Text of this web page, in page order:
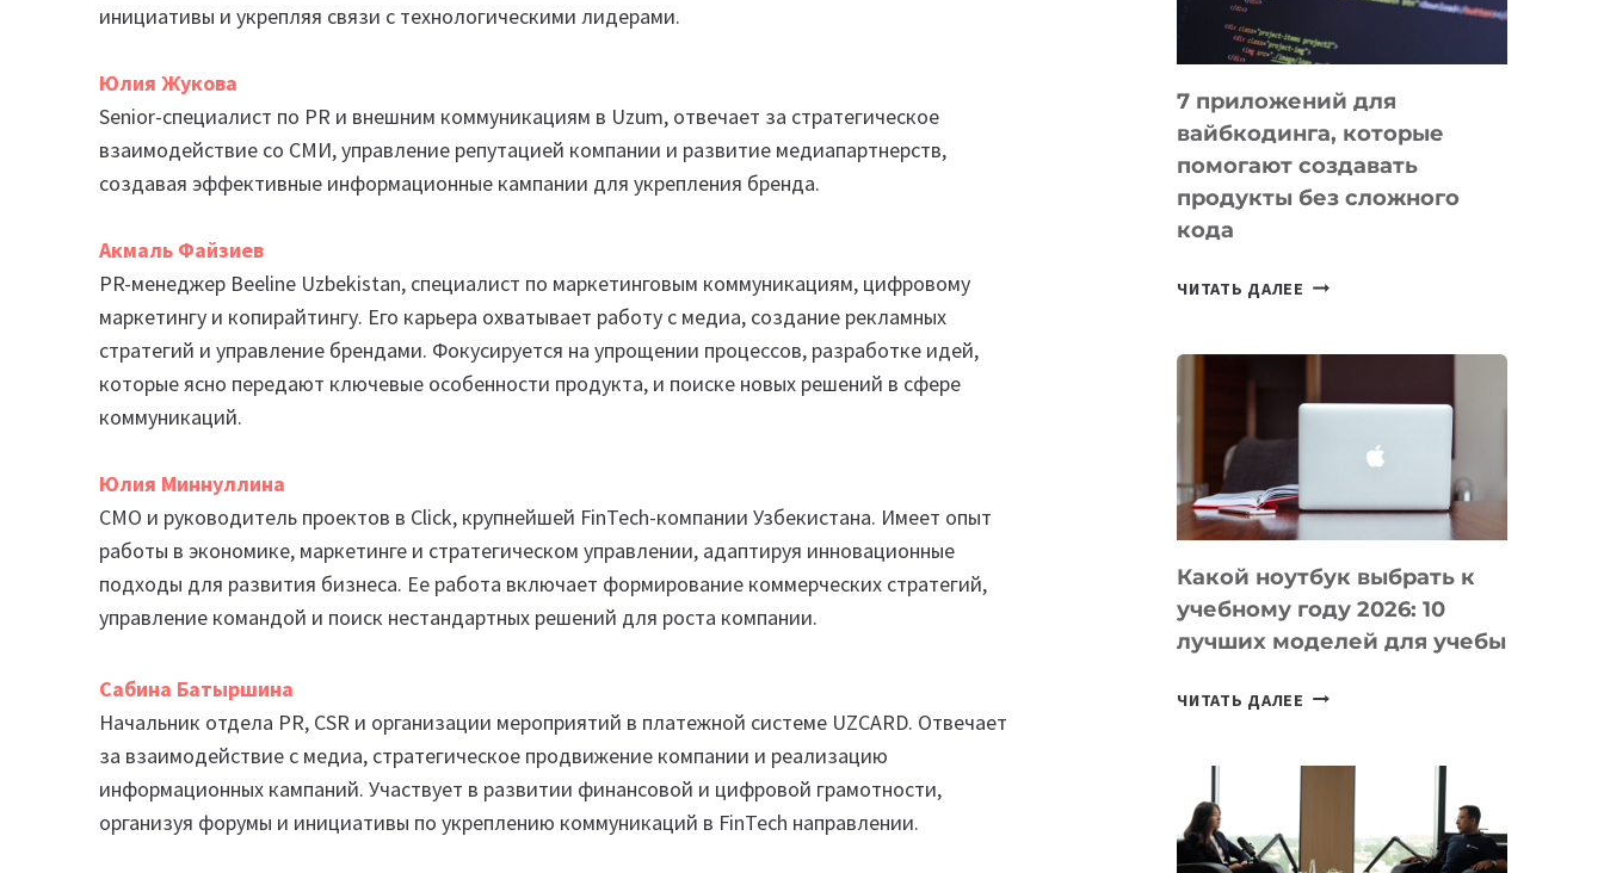
инициативы и укрепляя связи с технологическими лидерами.
Юлия Жукова
Senior-специалист по PR и внешним коммуникациям в Uzum, отвечает за стратегическое
взаимодействие со СМИ, управление репутацией компании и развитие медиапартнерств,
создавая эффективные информационные кампании для укрепления бренда.
Акмаль Файзиев
PR-менеджер Beeline Uzbekistan, специалист по маркетинговым коммуникациям, цифровому
маркетингу и копирайтингу. Его карьера охватывает работу с медиа, создание рекламных
стратегий и управление брендами. Фокусируется на упрощении процессов, разработке идей,
которые ясно передают ключевые особенности продукта, и поиске новых решений в сфере
коммуникаций.
Юлия Миннуллина
CMO и руководитель проектов в Click, крупнейшей FinTech-компании Узбекистана. Имеет опыт
работы в экономике, маркетинге и стратегическом управлении, адаптируя инновационные
подходы для развития бизнеса. Ее работа включает формирование коммерческих стратегий,
управление командой и поиск нестандартных решений для роста компании.
Сабина Батыршина
Начальник отдела PR, CSR и организации мероприятий в платежной системе UZCARD. Отвечает
за взаимодействие с медиа, стратегическое продвижение компании и реализацию
информационных кампаний. Участвует в развитии финансовой и цифровой грамотности,
организуя форумы и инициативы по укреплению коммуникаций в FinTech направлении.
7 приложений для
вайбкодинга, которые
помогают создавать
продукты без сложного
кода
ЧИТАТЬ ДАЛЕЕ 7
КОТОРЫЕ
СОЗДАВАТЬ
БЕЗ
КОДА
Какой ноутбук выбрать к
учебному году 2026: 10
лучших моделей для учебы
ЧИТАТЬ ДАЛЕЕ КАКОЙ